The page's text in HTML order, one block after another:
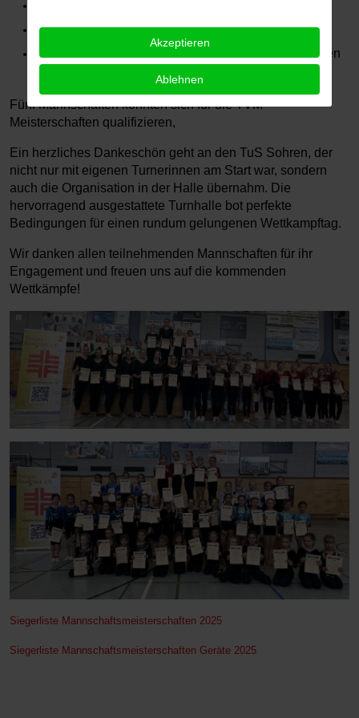
der TuS Kirchberg mit zwei Teams,
und der TV Kastellaun, der erstmals mit einer eigenen
Mannschaft am Start war.
Fünf Mannschaften konnten sich für die TVM-
Meisterschaften qualifizieren,
Ein herzliches Dankeschön geht an den TuS Sohren, der
nicht nur mit eigenen Turnerinnen am Start war, sondern
auch die Organisation in der Halle übernahm. Die
hervorragend ausgestattete Turnhalle bot perfekte
Bedingungen für einen rundum gelungenen Wettkampftag.
Wir danken allen teilnehmenden Mannschaften für ihr
Engagement und freuen uns auf die kommenden
Wettkämpfe!
Siegerliste Mannschaftsmeisterschaften 2025
Siegerliste Mannschaftsmeisterschaften Geräte 2025
Akzeptieren
Ablehnen